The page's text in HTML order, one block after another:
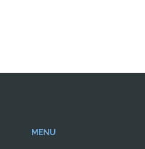
MENU